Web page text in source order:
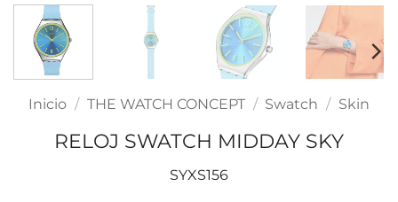
Inicio / THE WATCH CONCEPT / Swatch / Skin
RELOJ SWATCH MIDDAY SKY
SYXS156